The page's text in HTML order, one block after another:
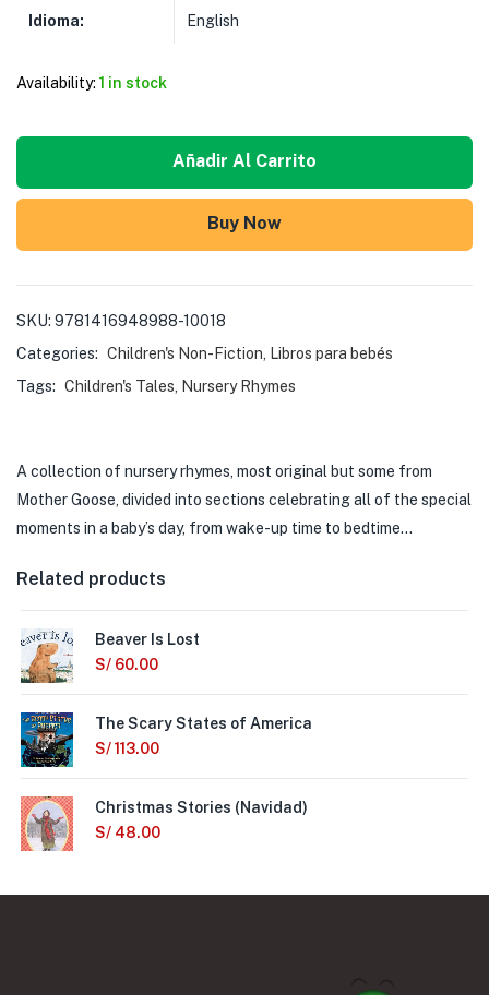
Idioma: English
Availability: 1 in stock
Añadir Al Carrito
Buy Now
SKU: 9781416948988-10018
Categories: Children's Non-Fiction
Libros para bebés
Tags: Children's Tales Nursery Rhymes
A collection of nursery rhymes, most original but some from
Mother Goose, divided into sections celebrating all of the special
moments in a baby’s day, from wake-up time to bedtime…
Related products
Beaver Is Lost
S/ 60.00
The Scary States of America
S/113.00
Christmas Stories (Navidad)
S/ 48.00